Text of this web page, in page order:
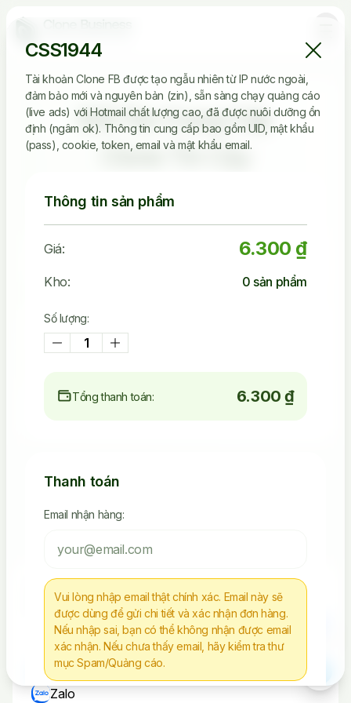
Đối Tác Cung Cấp
Clone Tin Cậy
45.242
Khách Đã Mua
4.523.392.238
Các Sản Phẩm Via, Clone
CSS1944
Tài khoản Clone FB được tạo ngẫu nhiên từ IP nước ngoài,
đảm bảo mới và nguyên bản (zin), sẵn sàng chạy quảng cáo
(live ads) với Hotmail chất lượng cao, đã được nuôi dưỡng ổn
định (ngâm ok). Thông tin cung cấp bao gồm UID, mật khẩu
(pass), cookie, token, email và mật khẩu email.
Thông tin sản phẩm
Giá: 6.300 ₫
Kho: 0 sản phẩm
Số lượng:
Tổng thanh toán: 6.300 ₫
Thanh toán
Email nhận hàng:
Vui lòng nhập email thật chính xác. Email này sẽ
được dùng để gửi chi tiết và xác nhận đơn hàng.
Nếu nhập sai, bạn có thể không nhận được email
xác nhận. Nếu chưa thấy email, hãy kiểm tra thư
mục Spam/Quảng cáo.
Chúng tôi không chịu trách nhiệm cho bất kì
hành vi nào sử dụng tài nguyên sai mục đích
Telegram
Zalo